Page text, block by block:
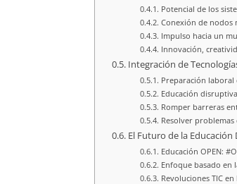
Potencial de los
Conexión de nodos
Impulso hacia un
Innovación,
Integración de
Preparación laboral
Educación
Romper barreras
Resolver problemas
El Futuro de la Educación
Educación OPEN:
Enfoque basado en
Revoluciones TIC